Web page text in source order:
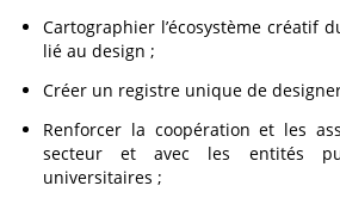
Cartographier l’écosystème créatif
lié au design ;
Créer un registre unique de
Renforcer la coopération et les
secteur et avec les entités
universitaires ;